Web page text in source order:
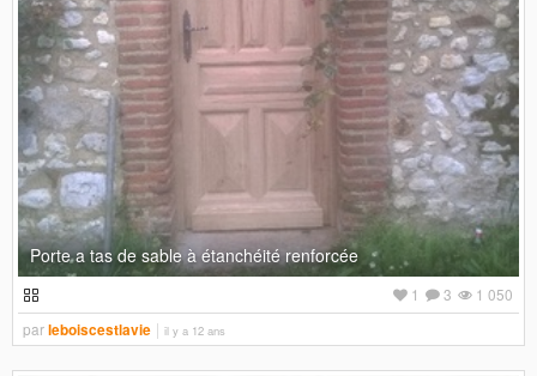
Porte a tas de sable à étanchéité renforcée
1 050
3
1
parleboiscestlavie il y a 12 ans